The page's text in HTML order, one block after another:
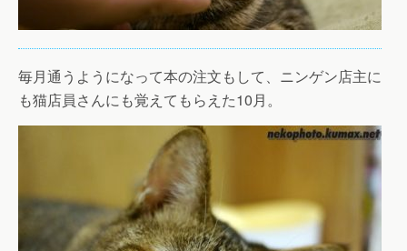
毎月通うようになって本の注文もして、ニンゲン店主に
も猫店員さんにも覚えてもらえた10月。